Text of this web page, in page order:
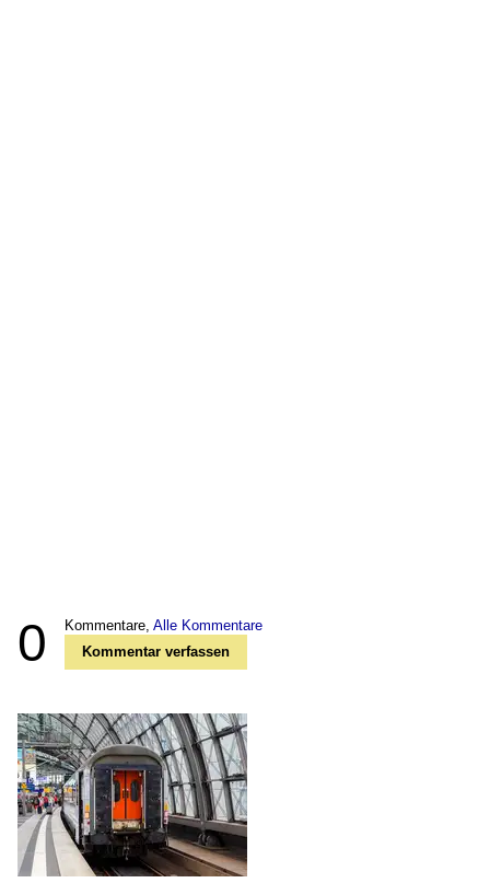
0 Kommentare, Alle Kommentare
Kommentar verfassen